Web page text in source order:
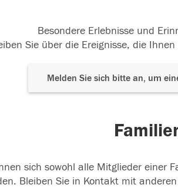
Besondere Erlebnisse und
Sie über die Ereignisse, die
Melden Sie sich bitte an, um
sich sowohl alle Mitglieder einer
Bleiben Sie in Kontakt mit